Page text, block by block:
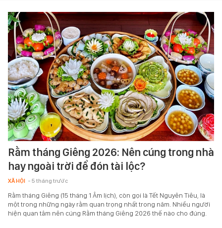
Rằm tháng Giêng 2026: Nên cúng trong nhà
hay ngoài trời để đón tài lộc?
XÃ HỘI - 5 tháng trước
Rằm tháng Giêng (15 tháng 1 Âm lịch), còn gọi là Tết Nguyên Tiêu, là
một trong những ngày rằm quan trọng nhất trong năm. Nhiều người
hiện quan tâm nên cúng Rằm tháng Giêng 2026 thế nào cho đúng.